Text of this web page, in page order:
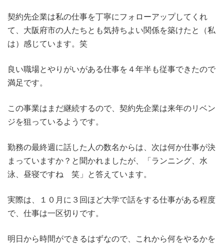
契約先企業は私の仕事を丁寧にフォローアップしてくれ
て、大阪府市の人たちとも気持ちよい関係を築けたと（私
は）感じています。笑
良い職場とやりがいがある仕事を４年半も従事できたので
満足です。
この事業はまだ継続するので、契約先企業は来年のリベン
ジを狙っているようです。
勤務の最終週に話した人の数名からは、次は何か仕事が決
まっていますか？と聞かれましたが、「ランニング、水
泳、昼寝ですね 笑」と答えています。
実際は、１０月に３回ほど大学で話をする仕事がある程度
で、仕事は一区切りです。
明日から時間ができるはずなので、これから何をやるかを